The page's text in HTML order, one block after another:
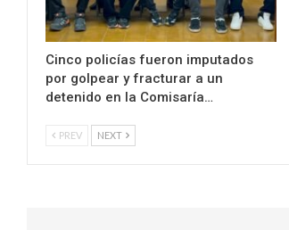
Cinco policías fueron imputados
por golpear y fracturar a un
detenido en la Comisaría…
PREV NEXT